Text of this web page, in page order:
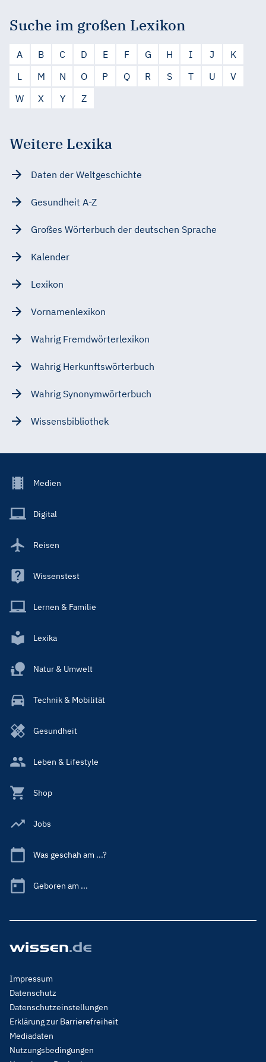
Suche im großen Lexikon
A B C D E F G H I J
K
L
M N O P Q R S T U
V
W
X Y Z
Weitere Lexika
Daten der Weltgeschichte
Gesundheit A-Z
Großes Wörterbuch der deutschen Sprache
Kalender
Lexikon
Vornamenlexikon
Wahrig Fremdwörterlexikon
Wahrig Herkunftswörterbuch
Wahrig Synonymwörterbuch
Wissensbibliothek
Footer
Main
Medien
Digital
Reisen
Wissenstest
Lernen & Familie
Lexika
Natur & Umwelt
Technik & Mobilität
Gesundheit
Leben & Lifestyle
Shop
Jobs
Was geschah am ...?
Geboren am ...
Footer
Menu
Legal
Impressum
Datenschutz
Datenschutzeinstellungen
Erklärung zur Barrierefreiheit
Mediadaten
Nutzungsbedingungen